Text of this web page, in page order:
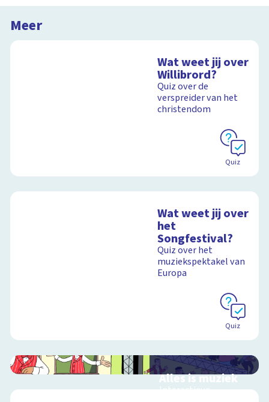
Meer
Wat weet jij over
Willibrord?
Quiz over de
verspreider van het
christendom
Quiz
Wat weet jij over
het
Songfestival?
Quiz over het
muziekspektakel van
Europa
Quiz
Alles is muziek
Interactieve